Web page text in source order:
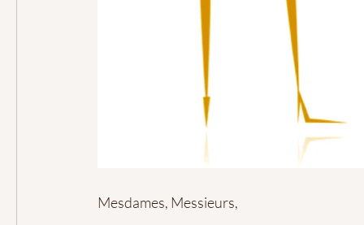
Mesdames, Messieurs,